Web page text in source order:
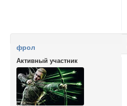
фрол
Активный участник